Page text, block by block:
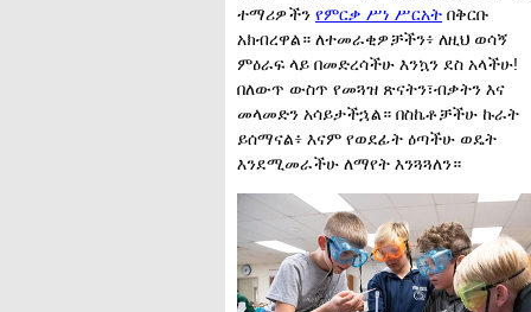
ተማሪዎችን የምርቃ ሥነ ሥርአት በቅርቡ
አክብረዋል። ለተመራቂዎቻችን፥ ለዚህ ወሳኝ
ምዕራፍ ላይ በመድረሳችሁ እንኳን ደስ አላችሁ!
በለውጥ ውስጥ የመጓዝ ጽናትን፣ብቃትን እና
መላመድን አሳይታችኋል። በስኬቶቻችሁ ኩራት
ይሰማናል፥ እናም የወደፊት ዕጣችሁ ወዴት
እንደሚመራችሁ ለማየት እንጓጓለን።